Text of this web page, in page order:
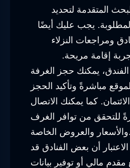
المتقدمة لتحديد
يجب عليك أيضًا
ومراجعات النزلاء
إقامة مريحة.
الفندق، يمكنك حجز الغرفة
مباشرةً وتأكيد الحجز
كما يمكنك الاتصال
للتحقق من توافر الغرف
والأسعار والعروض الخاصة.
أن بعض الفنادق قد
مالي أو توفير بيانات